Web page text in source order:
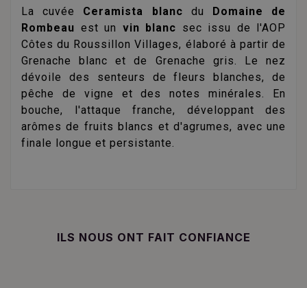
La cuvée Ceramista blanc du Domaine de
Rombeau est un vin blanc sec issu de l'AOP
Côtes du Roussillon Villages, élaboré à partir de
Grenache blanc et de Grenache gris. Le nez
dévoile des senteurs de fleurs blanches, de
pêche de vigne et des notes minérales. En
bouche, l'attaque franche, développant des
arômes de fruits blancs et d'agrumes, avec une
finale longue et persistante.
ILS NOUS ONT FAIT CONFIANCE